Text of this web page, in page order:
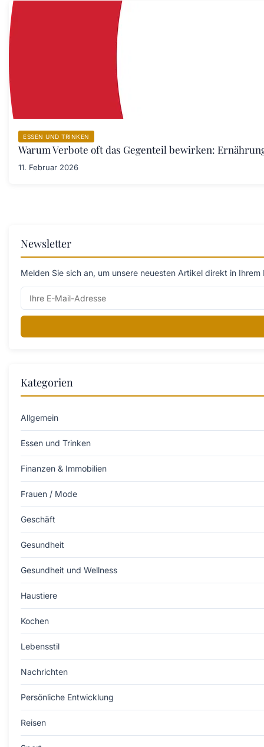
ESSEN UND TRINKEN
Warum Verbote oft das Gegenteil bewirken:
11. Februar 2026
Newsletter
Melden Sie sich an, um unsere neuesten Artikel direkt in
Kategorien
Allgemein
Essen und Trinken
Finanzen & Immobilien
Frauen / Mode
Geschäft
Gesundheit
Gesundheit und Wellness
Haustiere
Kochen
Lebensstil
Nachrichten
Persönliche Entwicklung
Reisen